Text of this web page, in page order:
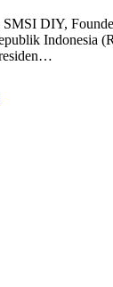
DIY,
Indonesia